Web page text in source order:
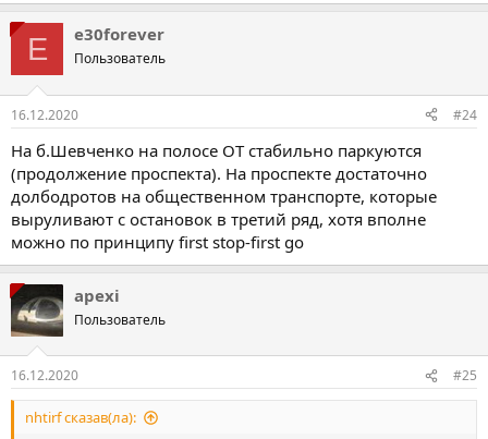
E e30forever
Пользователь
16.12.2020 #24
На б.Шевченко на полосе ОТ стабильно паркуются
(продолжение проспекта). На проспекте достаточно
долбодротов на общественном транспорте, которые
выруливают с остановок в третий ряд, хотя вполне
можно по принципу first stop-first go
apexi
Пользователь
16.12.2020 #25
nhtirf сказав(ла):